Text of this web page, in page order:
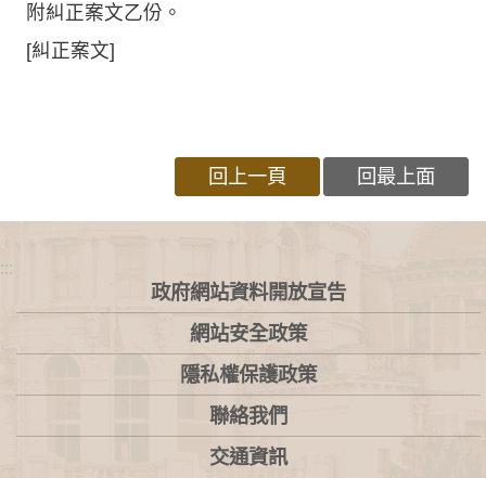
附糾正案文乙份。
[糾正案文]
回上一頁 回最上面
:::
政府網站資料開放宣告
網站安全政策
隱私權保護政策
聯絡我們
交通資訊